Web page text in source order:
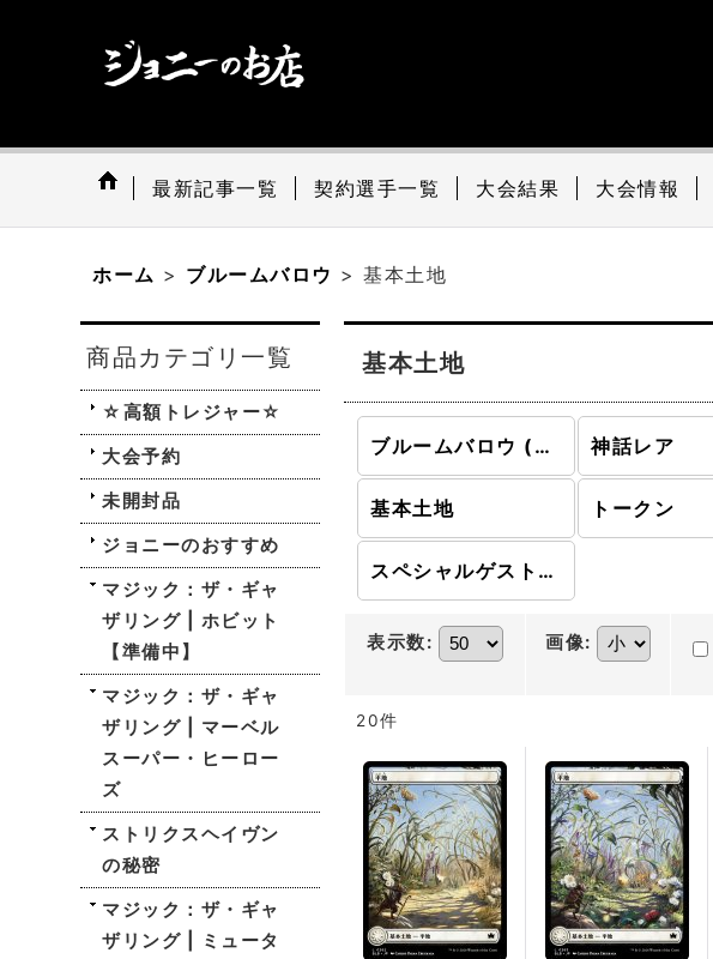
最新記事一覧 契約選手一覧 大会結果 大会情報
ホーム > ブルームバロウ > 基本土地
商品カテゴリ一覧
☆高額トレジャー☆
大会予約
未開封品
ジョニーのおすすめ
マジック：ザ・ギャ
ザリング | ホビット
【準備中】
マジック：ザ・ギャ
ザリング | マーベル
スーパー・ヒーロー
ズ
ストリクスヘイヴン
の秘密
マジック：ザ・ギャ
ザリング | ミュータ
基本土地
ブルームバロウ (全商品) 神話レア
基本土地 トークン
スペシャルゲスト版・BLC
表示数: 画像:
20件